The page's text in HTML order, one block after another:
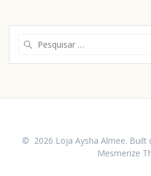
© 2026 Loja Aysha Almee. Built
Mesmerize